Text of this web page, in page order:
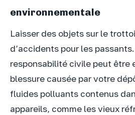
environnementale
Laisser des objets sur le
d’accidents pour les
responsabilité civile peut être
blessure causée par votre
fluides polluants contenus
appareils, comme les vieux